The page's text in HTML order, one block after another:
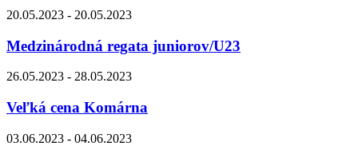
20.05.2023 - 20.05.2023
Medzinárodná regata juniorov/U23
26.05.2023 - 28.05.2023
Veľká cena Komárna
03.06.2023 - 04.06.2023